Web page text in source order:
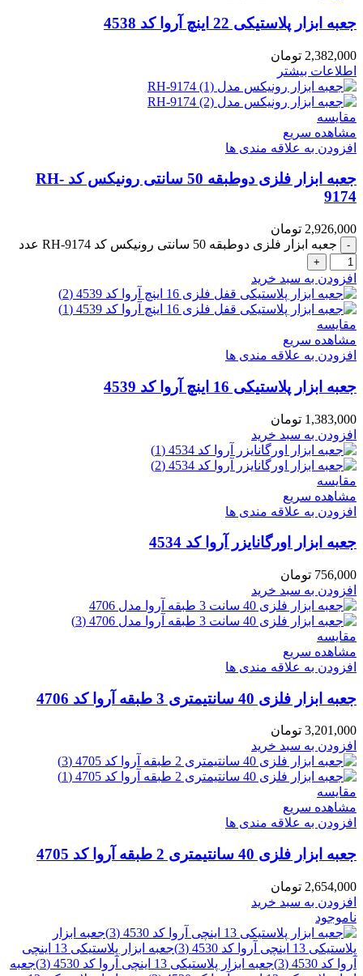
جعبه ابزار پلاستیکی 22 اینچ آروا کد 4538
2,382,000 تومان
اطلاعات بیشتر
مقایسه
مشاهده سریع
افزودن به علاقه مندی ها
جعبه ابزار فلزی دوطبقه 50 سانتی رونیکس کد RH-
9174
2,926,000 تومان
جعبه ابزار فلزی دوطبقه 50 سانتی رونیکس کد RH-9174 عدد
افزودن به سبد خرید
مقایسه
مشاهده سریع
افزودن به علاقه مندی ها
جعبه ابزار پلاستیکی 16 اینچ آروا کد 4539
1,383,000 تومان
افزودن به سبد خرید
مقایسه
مشاهده سریع
افزودن به علاقه مندی ها
جعبه ابزار اورگانایزر آروا کد 4534
756,000 تومان
افزودن به سبد خرید
مقایسه
مشاهده سریع
افزودن به علاقه مندی ها
جعبه ابزار فلزی 40 سانتیمتری 3 طبقه آروا کد 4706
3,201,000 تومان
افزودن به سبد خرید
مقایسه
مشاهده سریع
افزودن به علاقه مندی ها
جعبه ابزار فلزی 40 سانتیمتری 2 طبقه آروا کد 4705
2,654,000 تومان
افزودن به سبد خرید
ناموجود